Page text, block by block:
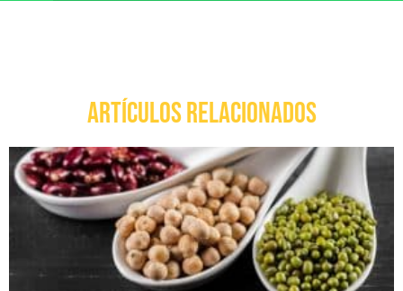
ARTÍCULOS RELACIONADOS